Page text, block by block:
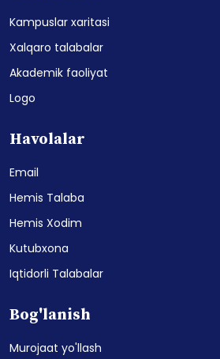
Kampuslar xaritasi
Xalqaro talabalar
Akademik faoliyat
Logo
Havolalar
Email
Hemis Talaba
Hemis Xodim
Kutubxona
Iqtidorli Talabalar
Bog'lanish
Murojaat yo'llash